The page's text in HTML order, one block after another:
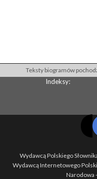
Teksty biogramów
Indeksy:
Wydawcą Polskiego
Wydawcą Internetowego
Narodowa